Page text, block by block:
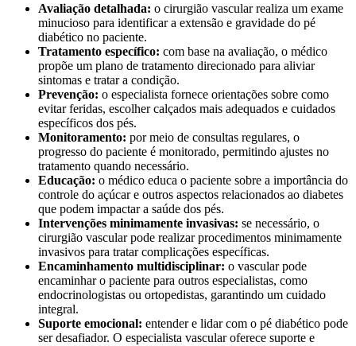
Avaliação detalhada: o cirurgião vascular realiza um exame
minucioso para identificar a extensão e gravidade do pé
diabético no paciente.
Tratamento específico: com base na avaliação, o médico
propõe um plano de tratamento direcionado para aliviar
sintomas e tratar a condição.
Prevenção: o especialista fornece orientações sobre como
evitar feridas, escolher calçados mais adequados e cuidados
específicos dos pés.
Monitoramento: por meio de consultas regulares, o
progresso do paciente é monitorado, permitindo ajustes no
tratamento quando necessário.
Educação: o médico educa o paciente sobre a importância do
controle do açúcar e outros aspectos relacionados ao diabetes
que podem impactar a saúde dos pés.
Intervenções minimamente invasivas: se necessário, o
cirurgião vascular pode realizar procedimentos minimamente
invasivos para tratar complicações específicas.
Encaminhamento multidisciplinar: o vascular pode
encaminhar o paciente para outros especialistas, como
endocrinologistas ou ortopedistas, garantindo um cuidado
integral.
Suporte emocional: entender e lidar com o pé diabético pode
ser desafiador. O especialista vascular oferece suporte e